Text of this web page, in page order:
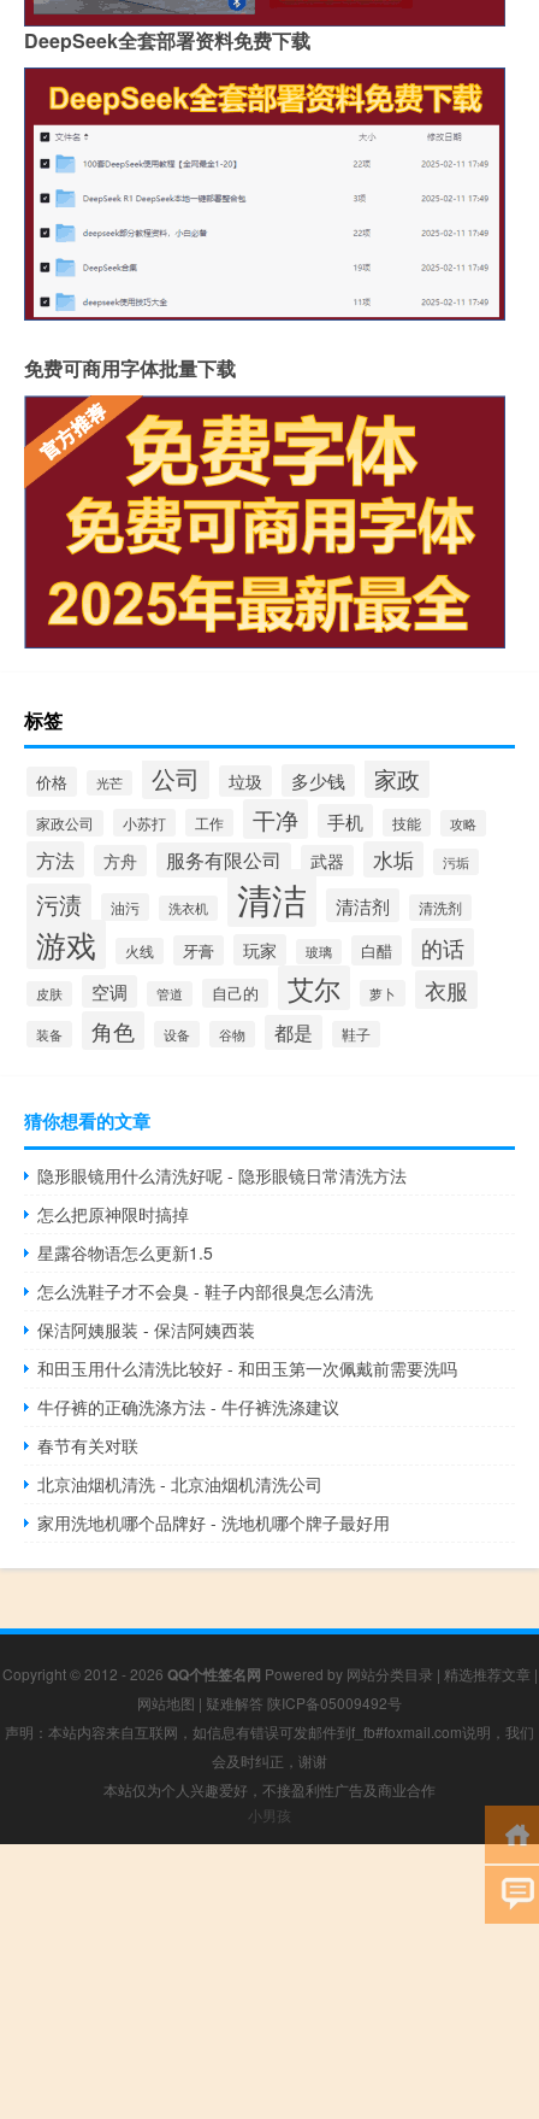
DeepSeek全套部署资料免费下载
免费可商用字体批量下载
标签
价格 光芒 公司 垃圾 多少钱 家政
家政公司 小苏打 工作 干净 手机 技能 攻略
方法 方舟 服务有限公司 武器 水垢 污垢
污渍 油污 洗衣机 清洁 清洁剂 清洗剂
游戏 火线 牙膏 玩家 玻璃 白醋 的话
皮肤 空调 管道 自己的 艾尔 萝卜 衣服
装备 角色 设备 谷物 都是 鞋子
猜你想看的文章
隐形眼镜用什么清洗好呢 - 隐形眼镜日常清洗方法
怎么把原神限时搞掉
星露谷物语怎么更新1.5
怎么洗鞋子才不会臭 - 鞋子内部很臭怎么清洗
保洁阿姨服装 - 保洁阿姨西装
和田玉用什么清洗比较好 - 和田玉第一次佩戴前需要洗吗
牛仔裤的正确洗涤方法 - 牛仔裤洗涤建议
春节有关对联
北京油烟机清洗 - 北京油烟机清洗公司
家用洗地机哪个品牌好 - 洗地机哪个牌子最好用
Copyright © 2012 - 2026 QQ个性签名网 Powered by 网站分类目录 | 精选推荐文章 |
网站地图 | 疑难解答 陕ICP备05009492号
声明：本站内容来自互联网，如信息有错误可发邮件到f_fb#foxmail.com说明，我们
会及时纠正，谢谢
本站仅为个人兴趣爱好，不接盈利性广告及商业合作
小男孩